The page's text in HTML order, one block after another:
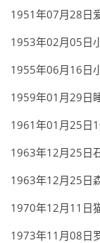
1951年07月28日
1953年02月05日
1955年06月16日
1959年01月29日
1961年01月25日
1963年12月25日
1963年12月25日
1970年12月11日
1973年11月08日